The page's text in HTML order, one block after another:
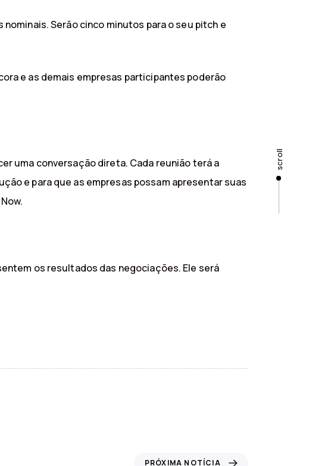
scroll
Serão cinco minutos para o seu pitch e
e as demais empresas participantes poderão
uma conversação direta. Cada reunião terá a
e para que as empresas possam apresentar suas
os resultados das negociações. Ele será
PRÓXIMA NOTÍCIA